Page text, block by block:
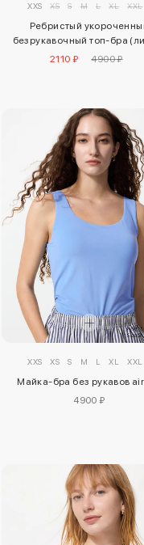
XXS XS S M L XL XXL
Ребристый
безрукавочный топ-бра
2110 ₽
4900 ₽
XXS XS S M L XL XXL
Майка-бра без рукавов
4900 ₽